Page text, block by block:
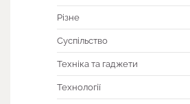
Різне
Суспільство
Техніка та гаджети
Технології